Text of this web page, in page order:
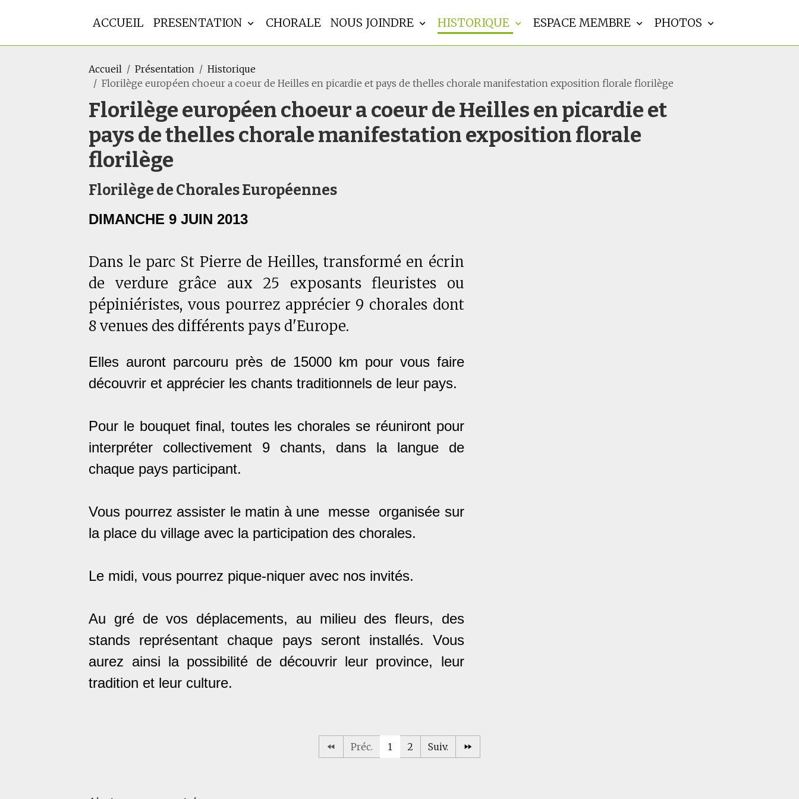
ACCUEIL PRESENTATION CHORALE NOUS JOINDRE HISTORIQUE ESPACE MEMBRE PHOTOS
Accueil Présentation
Historique
Florilège européen choeur a coeur de Heilles en picardie et pays de thelles chorale manifestation exposition florale florilège
Florilège européen choeur a coeur de Heilles en picardie et
pays de thelles chorale manifestation exposition florale
florilège
Florilège de Chorales Européennes
DIMANCHE 9 JUIN 2013
Dans le parc St Pierre de Heilles, transformé en écrin
de verdure grâce aux 25 exposants fleuristes ou
pépiniéristes, vous pourrez apprécier 9 chorales dont
8 venues des différents pays d'Europe.
Elles auront parcouru près de 15000 km pour vous faire
découvrir et apprécier les chants traditionnels de leur pays.
Pour le bouquet final, toutes les chorales se réuniront pour
interpréter collectivement 9 chants, dans la langue de
chaque pays participant.
Vous pourrez assister le matin à une messe organisée sur
la place du village avec la participation des chorales.
Le midi, vous pourrez pique-niquer avec nos invités.
Au gré de vos déplacements, au milieu des fleurs, des
stands représentant chaque pays seront installés. Vous
aurez ainsi la possibilité de découvrir leur province, leur
tradition et leur culture.
Préc. 1 2 Suiv.